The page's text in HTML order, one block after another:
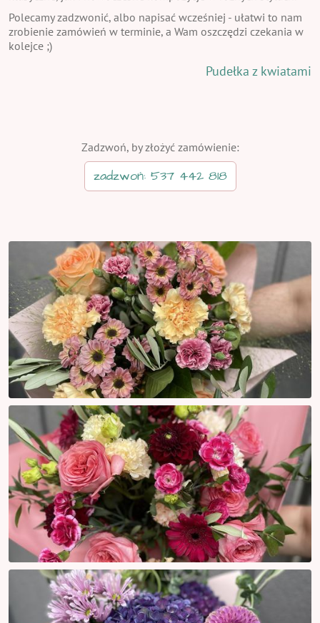
Polecamy zadzwonić, albo napisać wcześniej - ułatwi to nam
zrobienie zamówień w terminie, a Wam oszczędzi czekania w
kolejce ;)
Pudełka z kwiatami
Zadzwoń, by złożyć zamówienie:
zadzwoń: 537 442 818